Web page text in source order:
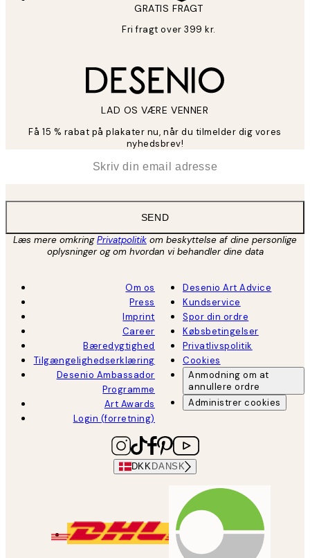
GRATIS FRAGT
Fri fragt over 399 kr.
LAD OS VÆRE VENNER
Få 15 % rabat på plakater nu, når du tilmelder dig vores
nyhedsbrev!
SEND
Læs mere omkringPrivatpolitik om beskyttelse af dine personlige
oplysninger og om hvordan vi behandler dine data
Om os
Press
Imprint
Career
Bæredygtighed
Tilgængelighedserklæring
Desenio Ambassador
Programme
Art Awards
Login (forretning)
Desenio Art Advice
Kundservice
Spor din ordre
Købsbetingelser
Privatlivspolitik
Cookies
Anmodning om at
annullere ordre
Administrer cookies
DKK DANSK